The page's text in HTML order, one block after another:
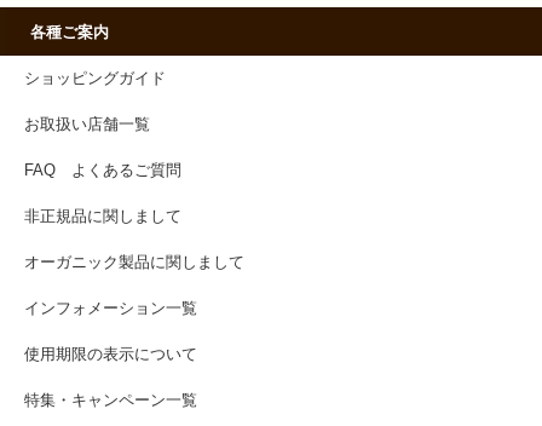
各種ご案内
ショッピングガイド
お取扱い店舗一覧
FAQ よくあるご質問
非正規品に関しまして
オーガニック製品に関しまして
インフォメーション一覧
使用期限の表示について
特集・キャンペーン一覧